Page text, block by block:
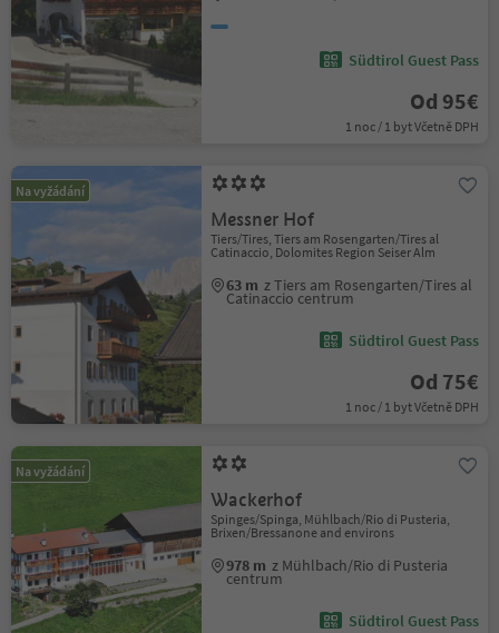
Südtirol Guest Pass
Od 95€
1 noc / 1 byt Včetně DPH
Na vyžádání
Messner Hof
Tiers/Tires, Tiers am Rosengarten/Tires al
Catinaccio, Dolomites Region Seiser Alm
63 m z Tiers am Rosengarten/Tires al
Catinaccio centrum
Südtirol Guest Pass
Od 75€
1 noc / 1 byt Včetně DPH
Na vyžádání
Wackerhof
Spinges/Spinga, Mühlbach/Rio di Pusteria,
Brixen/Bressanone and environs
978 m z Mühlbach/Rio di Pusteria
centrum
Südtirol Guest Pass